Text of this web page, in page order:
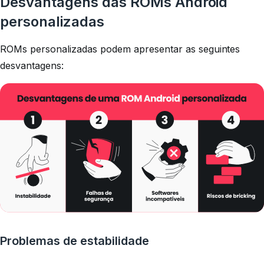
personalizadas
ROMs personalizadas podem apresentar as seguintes
desvantagens:
Problemas de estabilidade